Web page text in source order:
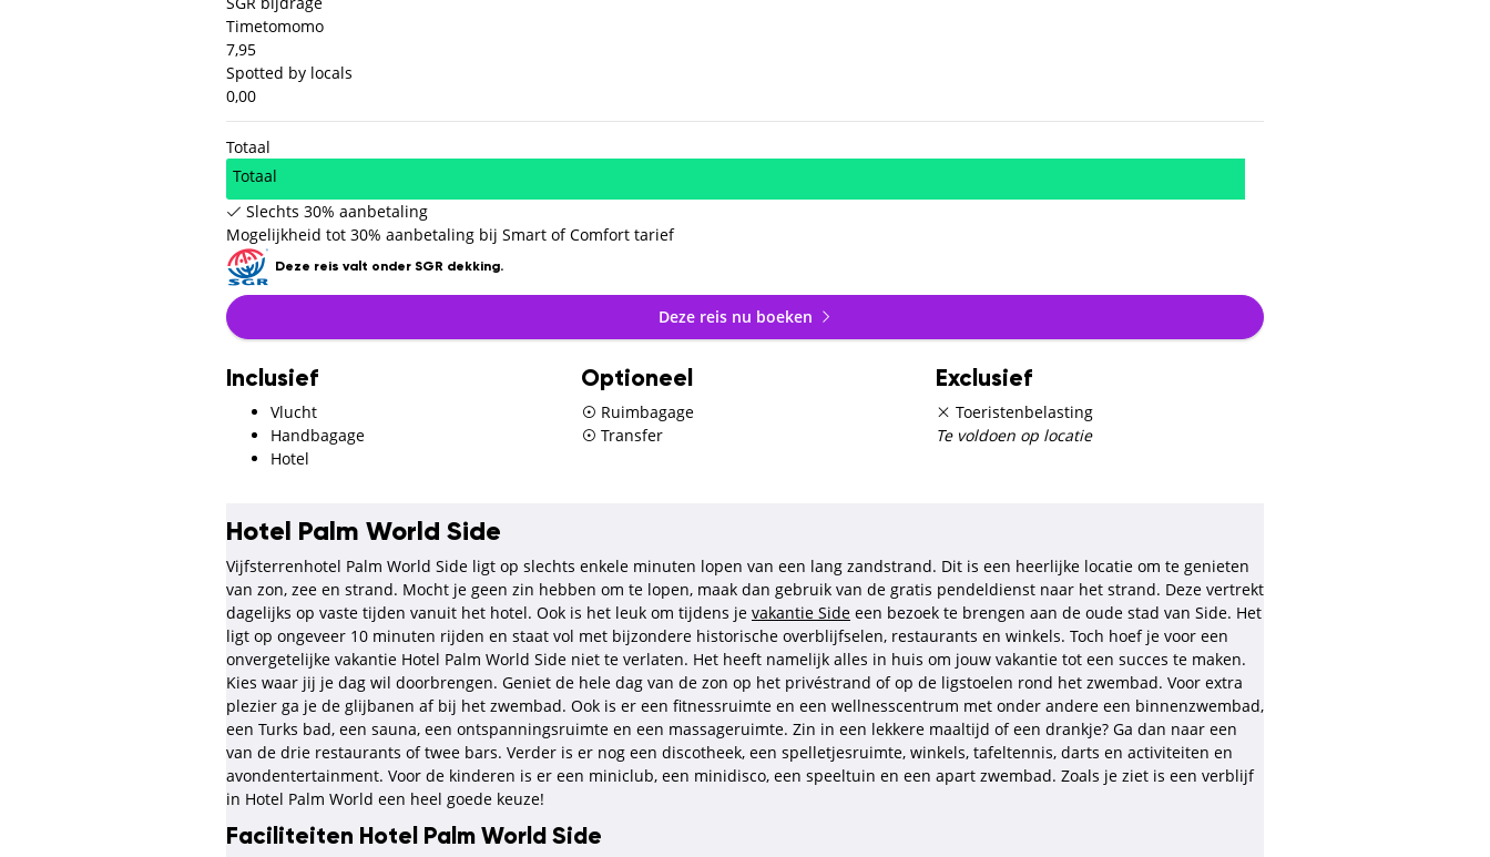
Timetomomo
7,95
Spotted by locals
0,00
Totaal
Totaal
Slechts 30% aanbetaling
Mogelijkheid tot 30% aanbetaling bij Smart of Comfort tarief
Deze reis valt onder SGR dekking.
Deze reis nu boeken
Inclusief
Vlucht
Handbagage
Hotel
Optioneel
Ruimbagage
Transfer
Exclusief
Toeristenbelasting
Te voldoen op locatie
Hotel Palm World Side
Vijfsterrenhotel Palm World Side ligt op slechts enkele minuten lopen van een lang zandstrand. Dit is een heerlijke locatie om te genieten
van zon, zee en strand. Mocht je geen zin hebben om te lopen, maak dan gebruik van de gratis pendeldienst naar het strand. Deze vertrekt
dagelijks op vaste tijden vanuit het hotel. Ook is het leuk om tijdens je vakantie Side een bezoek te brengen aan de oude stad van Side. Het
ligt op ongeveer 10 minuten rijden en staat vol met bijzondere historische overblijfselen, restaurants en winkels. Toch hoef je voor een
onvergetelijke vakantie Hotel Palm World Side niet te verlaten. Het heeft namelijk alles in huis om jouw vakantie tot een succes te maken.
Kies waar jij je dag wil doorbrengen. Geniet de hele dag van de zon op het privéstrand of op de ligstoelen rond het zwembad. Voor extra
plezier ga je de glijbanen af bij het zwembad. Ook is er een fitnessruimte en een wellnesscentrum met onder andere een binnenzwembad,
een Turks bad, een sauna, een ontspanningsruimte en een massageruimte. Zin in een lekkere maaltijd of een drankje? Ga dan naar een
van de drie restaurants of twee bars. Verder is er nog een discotheek, een spelletjesruimte, winkels, tafeltennis, darts en activiteiten en
avondentertainment. Voor de kinderen is er een miniclub, een minidisco, een speeltuin en een apart zwembad. Zoals je ziet is een verblijf
in Hotel Palm World een heel goede keuze!
Faciliteiten Hotel Palm World Side